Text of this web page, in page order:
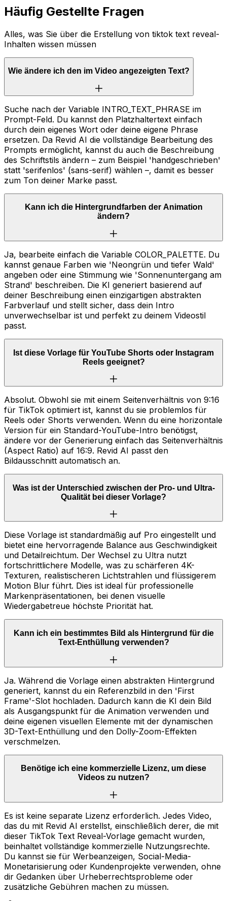
Häufig Gestellte Fragen
Alles, was Sie über die Erstellung von tiktok text reveal-
Inhalten wissen müssen
Wie ändere ich den im Video angezeigten Text?
Suche nach der Variable INTRO_TEXT_PHRASE im
Prompt-Feld. Du kannst den Platzhaltertext einfach
durch dein eigenes Wort oder deine eigene Phrase
ersetzen. Da Revid AI die vollständige Bearbeitung des
Prompts ermöglicht, kannst du auch die Beschreibung
des Schriftstils ändern – zum Beispiel 'handgeschrieben'
statt 'serifenlos' (sans-serif) wählen –, damit es besser
zum Ton deiner Marke passt.
Kann ich die Hintergrundfarben der Animation
ändern?
Ja, bearbeite einfach die Variable COLOR_PALETTE. Du
kannst genaue Farben wie 'Neongrün und tiefer Wald'
angeben oder eine Stimmung wie 'Sonnenuntergang am
Strand' beschreiben. Die KI generiert basierend auf
deiner Beschreibung einen einzigartigen abstrakten
Farbverlauf und stellt sicher, dass dein Intro
unverwechselbar ist und perfekt zu deinem Videostil
passt.
Ist diese Vorlage für YouTube Shorts oder Instagram
Reels geeignet?
Absolut. Obwohl sie mit einem Seitenverhältnis von 9:16
für TikTok optimiert ist, kannst du sie problemlos für
Reels oder Shorts verwenden. Wenn du eine horizontale
Version für ein Standard-YouTube-Intro benötigst,
ändere vor der Generierung einfach das Seitenverhältnis
(Aspect Ratio) auf 16:9. Revid AI passt den
Bildausschnitt automatisch an.
Was ist der Unterschied zwischen der Pro- und Ultra-
Qualität bei dieser Vorlage?
Diese Vorlage ist standardmäßig auf Pro eingestellt und
bietet eine hervorragende Balance aus Geschwindigkeit
und Detailreichtum. Der Wechsel zu Ultra nutzt
fortschrittlichere Modelle, was zu schärferen 4K-
Texturen, realistischeren Lichtstrahlen und flüssigerem
Motion Blur führt. Dies ist ideal für professionelle
Markenpräsentationen, bei denen visuelle
Wiedergabetreue höchste Priorität hat.
Kann ich ein bestimmtes Bild als Hintergrund für die
Text-Enthüllung verwenden?
Ja. Während die Vorlage einen abstrakten Hintergrund
generiert, kannst du ein Referenzbild in den 'First
Frame'-Slot hochladen. Dadurch kann die KI dein Bild
als Ausgangspunkt für die Animation verwenden und
deine eigenen visuellen Elemente mit der dynamischen
3D-Text-Enthüllung und den Dolly-Zoom-Effekten
verschmelzen.
Benötige ich eine kommerzielle Lizenz, um diese
Videos zu nutzen?
Es ist keine separate Lizenz erforderlich. Jedes Video,
das du mit Revid AI erstellst, einschließlich derer, die mit
dieser TikTok Text Reveal-Vorlage gemacht wurden,
beinhaltet vollständige kommerzielle Nutzungsrechte.
Du kannst sie für Werbeanzeigen, Social-Media-
Monetarisierung oder Kundenprojekte verwenden, ohne
dir Gedanken über Urheberrechtsprobleme oder
zusätzliche Gebühren machen zu müssen.